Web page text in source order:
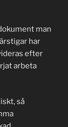
man
har
efter
arbeta
så